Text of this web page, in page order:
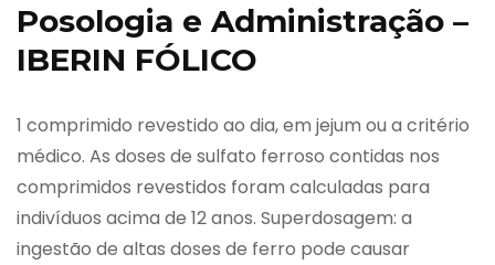
Posologia e Administração –
IBERIN FÓLICO
1 comprimido revestido ao dia, em jejum ou a critério
médico. As doses de sulfato ferroso contidas nos
comprimidos revestidos foram calculadas para
indivíduos acima de 12 anos. Superdosagem: a
ingestão de altas doses de ferro pode causar